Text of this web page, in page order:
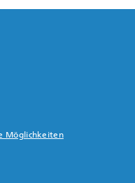
Möglichkeiten